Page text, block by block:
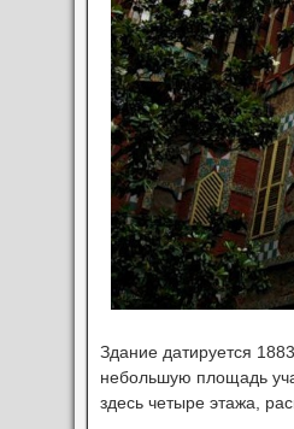
Здание датируется
небольшую площадь
здесь четыре этажа,